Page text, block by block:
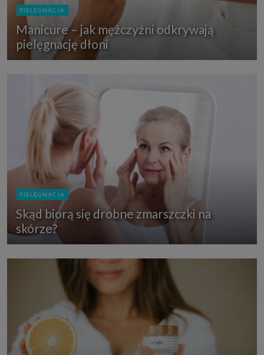
PIELĘGNACJA
Manicure – jak mężczyźni odkrywają
pielęgnację dłoni
PIELĘGNACJA
Skąd biorą się drobne zmarszczki na
skórze?